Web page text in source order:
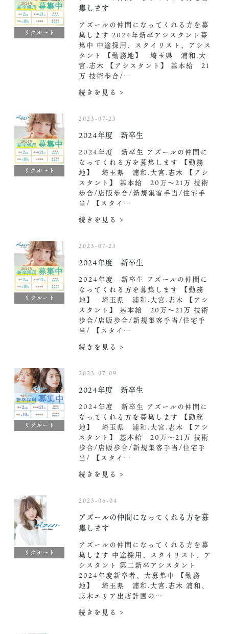
リクルート
集します
アズールの仲間になってくれる方を募
集します 2024年新卒アシスタント募
集中️ 中途採用、スタイリスト、アシス
タント 【勤務地】 埼玉県 浦和.大
宮.志木 【アシスタント】 基本給 21
万 技術歩合/…
続きを見る >
リクルート
2023-07-23
2024年度 新卒生
2024年度 新卒生 アズールの仲間に
なってくれる方を募集します 【勤務
地】 埼玉県 浦和.大宮.志木 【アシ
スタント】 基本給 20万〜21万 技術
歩合/店販歩合/新規集客手当/住宅手
当/ 【スタイ…
続きを見る >
リクルート
2023-07-23
2024年度 新卒生
2024年度 新卒生 アズールの仲間に
なってくれる方を募集します 【勤務
地】 埼玉県 浦和.大宮.志木 【アシ
スタント】 基本給 20万〜21万 技術
歩合/店販歩合/新規集客手当/住宅手
当/ 【スタイ…
続きを見る >
リクルート
2023-07-09
2024年度 新卒生
2024年度 新卒生 アズールの仲間に
なってくれる方を募集します 【勤務
地】 埼玉県 浦和.大宮.志木 【アシ
スタント】 基本給 20万〜21万 技術
歩合/店販歩合/新規集客手当/住宅手
当/ 【スタイ…
続きを見る >
リクルート
2023-06-04
アズールの仲間になってくれる方を募
集します
アズールの仲間になってくれる方を募
集します 中途採用、スタイリスト、ア
シスタント 第二新卒アシスタント
2024年度新卒者、大募集中️ 【勤務
地】 埼玉県 浦和.大宮.志木 浦和、
志木エリア出店計画の…
続きを見る >